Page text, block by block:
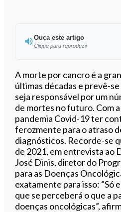
Ouça este artigo
Clique para reproduzir
Ouvir este
A morte por cancro é a
últimas décadas e prevê-
seja responsável por um
de mortes no futuro. Com
pandemia Covid-19 ter
ferozmente para o atraso
diagnósticos. Recorde-se
de 2021, em entrevista ao
José Dinis, diretor do
para as Doenças
exatamente para isso: “Só
que se perceberá o que a
doenças oncológicas”,